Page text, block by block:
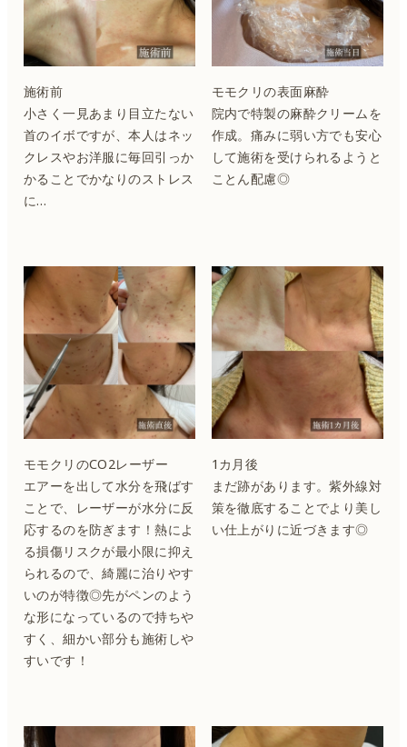
施術前
小さく一見あまり目立たない
首のイボですが、本人はネッ
クレスやお洋服に毎回引っか
かることでかなりのストレス
に…
モモクリの表面麻酔
院内で特製の麻酔クリームを
作成。痛みに弱い方でも安心
して施術を受けられるようと
ことん配慮◎
モモクリのCO2レーザー
エアーを出して水分を飛ばす
ことで、レーザーが水分に反
応するのを防ぎます！熱によ
る損傷リスクが最小限に抑え
られるので、綺麗に治りやす
いのが特徴◎先がペンのよう
な形になっているので持ちや
すく、細かい部分も施術しや
すいです！
1カ月後
まだ跡があります。紫外線対
策を徹底することでより美し
い仕上がりに近づきます◎